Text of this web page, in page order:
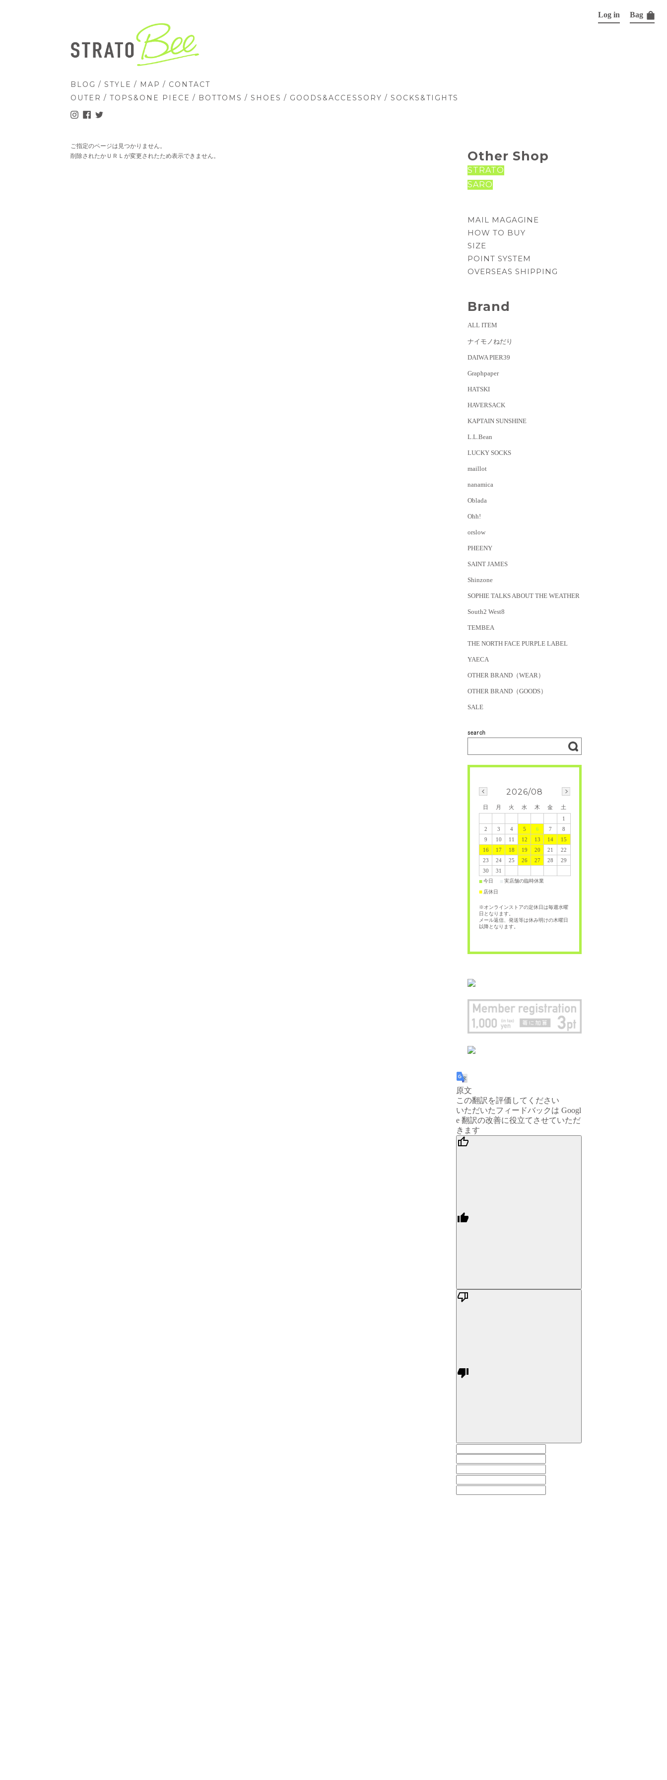
BLOG / STYLE / MAP / CONTACT
OUTER / TOPS&ONE PIECE / BOTTOMS / SHOES / GOODS&ACCESSORY / SOCKS&TIGHTS
Log in Bag
ご指定のページは見つかりません。
削除されたかＵＲＬが変更されたため表示できません。
Other Shop
STRATO
SARO
MAIL MAGAGINE
HOW TO BUY
SIZE
POINT SYSTEM
OVERSEAS SHIPPING
Brand
ALL ITEM
ナイモノねだり
DAIWA PIER39
Graphpaper
HATSKI
HAVERSACK
KAPTAIN SUNSHINE
L.L.Bean
LUCKY SOCKS
maillot
nanamica
Oblada
Ohh!
orslow
PHEENY
SAINT JAMES
Shinzone
SOPHIE TALKS ABOUT THE WEATHER
South2 West8
TEMBEA
THE NORTH FACE PURPLE LABEL
YAECA
OTHER BRAND（WEAR）
OTHER BRAND（GOODS）
SALE
2026/08
日 月 火 水 木 金
土
1
2
3 4 5 6 7
8
9
10 11 12 13 14
15
16
17 18 19 20 21
22
23
24 25 26 27 28
29
30
31
■今日 実店舗の臨時休業
■ 店休日
※オンラインストアの定休日は毎週水曜
日となります。
メール返信、発送等は休み明けの木曜日
以降となります。
原文
この翻訳を評価してください
いただいたフィードバックは Googl
e 翻訳の改善に役立てさせていただ
きます